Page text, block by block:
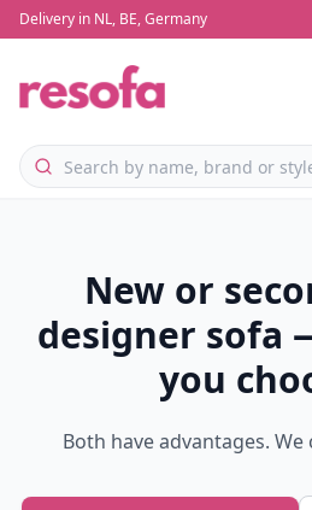
Delivery in NL, BE, Germany
New or
designer sofa
you
Both have advantages.